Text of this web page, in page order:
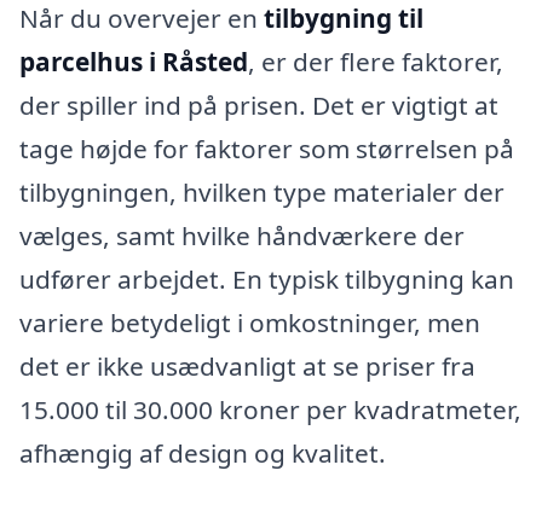
Når du overvejer en tilbygning til
parcelhus i Råsted, er der flere faktorer,
der spiller ind på prisen. Det er vigtigt at
tage højde for faktorer som størrelsen på
tilbygningen, hvilken type materialer der
vælges, samt hvilke håndværkere der
udfører arbejdet. En typisk tilbygning kan
variere betydeligt i omkostninger, men
det er ikke usædvanligt at se priser fra
15.000 til 30.000 kroner per kvadratmeter,
afhængig af design og kvalitet.